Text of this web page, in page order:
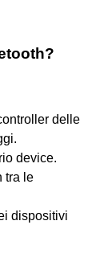
delle
device.
tra le
dispositivi